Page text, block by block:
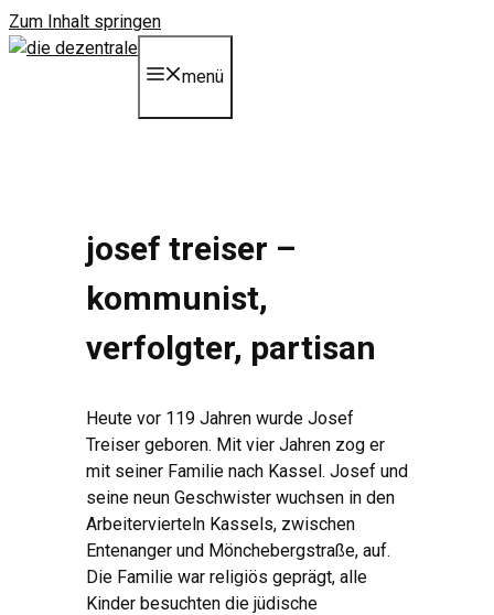
Zum Inhalt springen
menü
josef treiser –
kommunist,
verfolgter, partisan
Heute vor 119 Jahren wurde Josef
Treiser geboren. Mit vier Jahren zog er
mit seiner Familie nach Kassel. Josef und
seine neun Geschwister wuchsen in den
Arbeitervierteln Kassels, zwischen
Entenanger und Mönchebergstraße, auf.
Die Familie war religiös geprägt, alle
Kinder besuchten die jüdische